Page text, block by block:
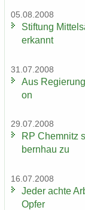
05.08.2008
Stif­tung
er­kannt
31.07.2008
Aus
on
29.07.2008
RP Chem­nitz
bern­hau zu
16.07.2008
Jeder achte
Opfer